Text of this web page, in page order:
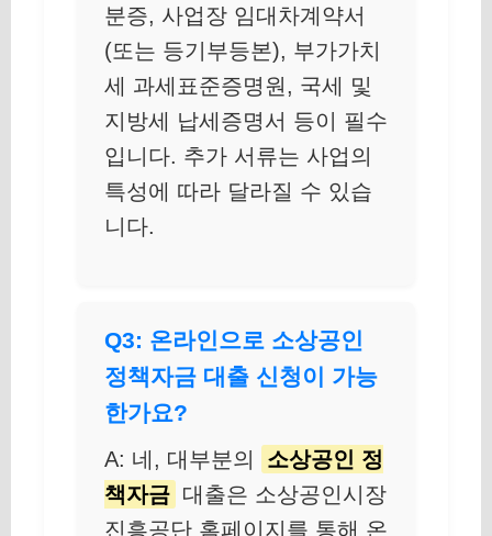
분증, 사업장 임대차계약서
(또는 등기부등본), 부가가치
세 과세표준증명원, 국세 및
지방세 납세증명서 등이 필수
입니다. 추가 서류는 사업의
특성에 따라 달라질 수 있습
니다.
Q3: 온라인으로 소상공인
정책자금 대출 신청이 가능
한가요?
A: 네, 대부분의
소상공인 정
책자금 대출은 소상공인시장
진흥공단 홈페이지를 통해 온